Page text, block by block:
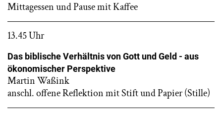
Mittagessen und Pause mit Kaffee
13.45 Uhr
Das biblische Verhältnis von Gott und Geld - aus
ökonomischer Perspektive
Martin Waßink
anschl. offene Reflektion mit Stift und Papier (Stille)